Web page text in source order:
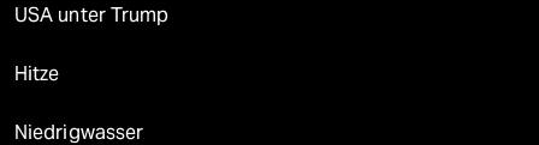
USA unter Trump
Hitze
Niedrigwasser